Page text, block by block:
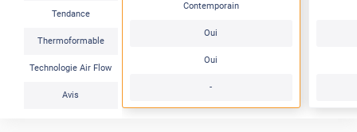
Tendance
Thermoformable
Technologie Air Flow
Avis
Contemporain
Oui
Oui
-